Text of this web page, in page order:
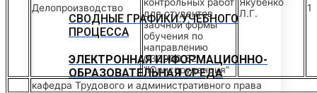
СВОДНЫЕ ГРАФИКИ УЧЕБНОГО
ПРОЦЕССА
ЭЛЕКТРОННАЯ ИНФОРМАЦИОННО-
ОБРАЗОВАТЕЛЬНАЯ СРЕДА
Делопроизводство
для студентов
заочной формы
обучения по
направлению
030900.62
“Юриспруденция”
Л.Г.
1
кафедра Трудового и административного права